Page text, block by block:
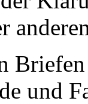
und